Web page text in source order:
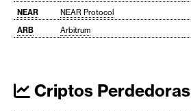
NEAR NEAR Protocol
ARB
Arbitrum
Criptos Perdedoras